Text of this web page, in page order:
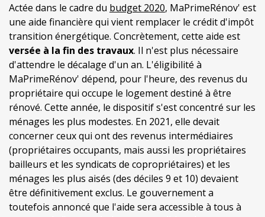
Actée dans le cadre du budget 2020, MaPrimeRénov' est
une aide financière qui vient remplacer le crédit d'impôt
transition énergétique. Concrètement, cette aide est
versée à la fin des travaux. Il n'est plus nécessaire
d'attendre le décalage d'un an. L'éligibilité à
MaPrimeRénov' dépend, pour l'heure, des revenus du
propriétaire qui occupe le logement destiné à être
rénové. Cette année, le dispositif s'est concentré sur les
ménages les plus modestes. En 2021, elle devait
concerner ceux qui ont des revenus intermédiaires
(propriétaires occupants, mais aussi les propriétaires
bailleurs et les syndicats de copropriétaires) et les
ménages les plus aisés (des déciles 9 et 10) devaient
être définitivement exclus. Le gouvernement a
toutefois annoncé que l'aide sera accessible à tous à